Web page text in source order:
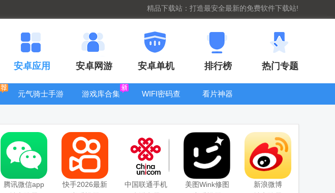
精品下载站：打造最安全最新的免费软件下载站!
安卓应用 安卓网游 安卓单机 排行榜 热门专题
元气骑士手游
游戏库合集
WIFI密码查
看片神器
腾讯微信app
快手2026最新
中国联通手机
美图Wink修图
新浪微博